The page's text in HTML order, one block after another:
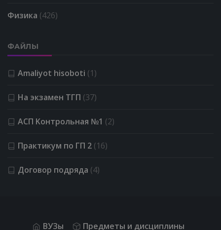
Физика (426)
ФАЙЛЫ
Amaliyot hisoboti (1)
На экзамен ТГП (37)
АСП Kонтрольная №1 (2)
Практикум по ГП 2 (16)
Договор подряда (4)
ВУЗы Предметы и дисциплины